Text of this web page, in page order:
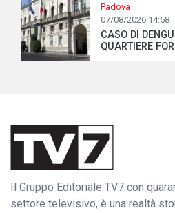
Padova
07/08/2026 14:58
CASO DI
QUARTIERE
Il Gruppo Editoriale TV7 con
settore televisivo, è una realtà